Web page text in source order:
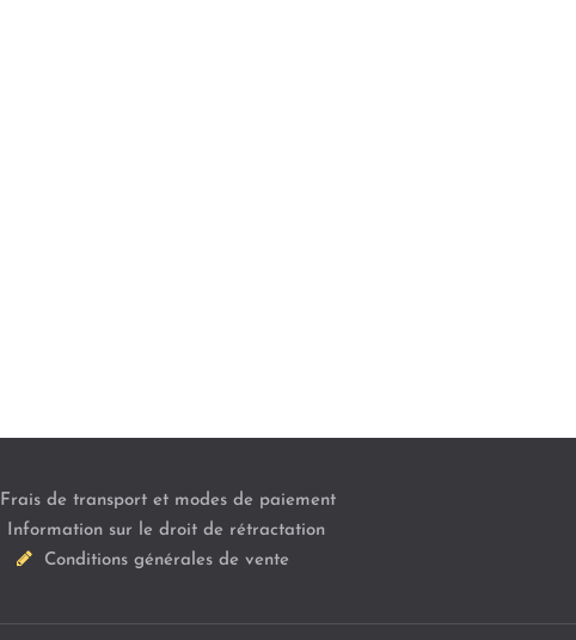
Frais de transport et modes de paiement
Information sur le droit de rétractation
Conditions générales de vente